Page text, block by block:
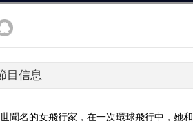
目信息
聞名的女飛行家，在一次環球飛行中，她